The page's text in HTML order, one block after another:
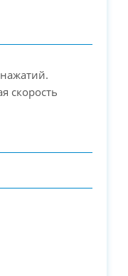
скорость